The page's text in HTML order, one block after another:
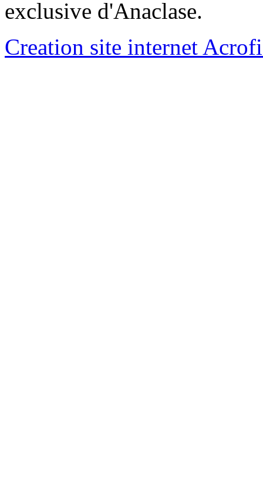
exclusive d'Anaclase.
Creation site internet